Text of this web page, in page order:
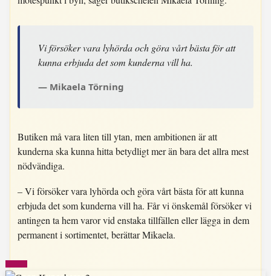
Vi försöker vara lyhörda och göra vårt bästa för att
kunna erbjuda det som kunderna vill ha.
Mikaela Törning
Butiken må vara liten till ytan, men ambitionen är att
kunderna ska kunna hitta betydligt mer än bara det allra mest
nödvändiga.
– Vi försöker vara lyhörda och göra vårt bästa för att kunna
erbjuda det som kunderna vill ha. Får vi önskemål försöker vi
antingen ta hem varor vid enstaka tillfällen eller lägga in dem
permanent i sortimentet, berättar Mikaela.